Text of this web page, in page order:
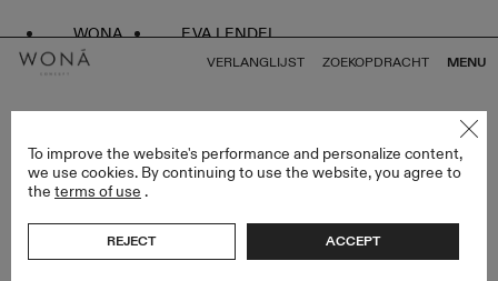
WONA EVA LENDEL
VERLANGLIJST ZOEKOPDRACHT MENU
NIEUWS (30)
To improve the website's performance and personalize content,
we use cookies. By continuing to use the website, you agree to
the terms of use .
REJECT ACCEPT